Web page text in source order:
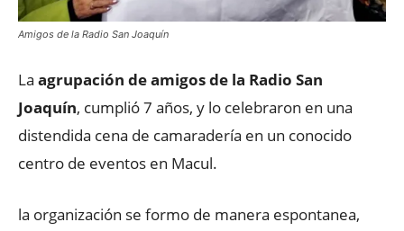
Amigos de la Radio San Joaquín
La agrupación de amigos de la Radio San
Joaquín, cumplió 7 años, y lo celebraron en una
distendida cena de camaradería en un conocido
centro de eventos en Macul.
la organización se formo de manera espontanea,